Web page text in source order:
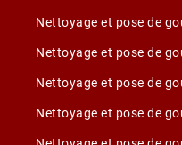
Nettoyage et pose de
Nettoyage et pose de
Nettoyage et pose de
Nettoyage et pose de